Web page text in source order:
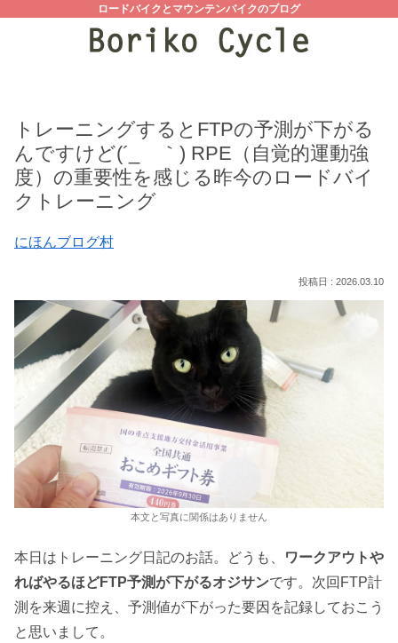
ロードバイクとマウンテンバイクのブログ
トレーニングするとFTPの予測が下がる
んですけど(´_ゝ｀) RPE（自覚的運動強
度）の重要性を感じる昨今のロードバイ
クトレーニング
にほんブログ村
2026.03.10
本文と写真に関係はありません
本日はトレーニング日記のお話。どうも、
ワークアウトや
ればやるほどFTP予測が下がるオジサンです。次回FTP計
測を来週に控え、予測値が下がった要因を記録しておこう
と思いまして。